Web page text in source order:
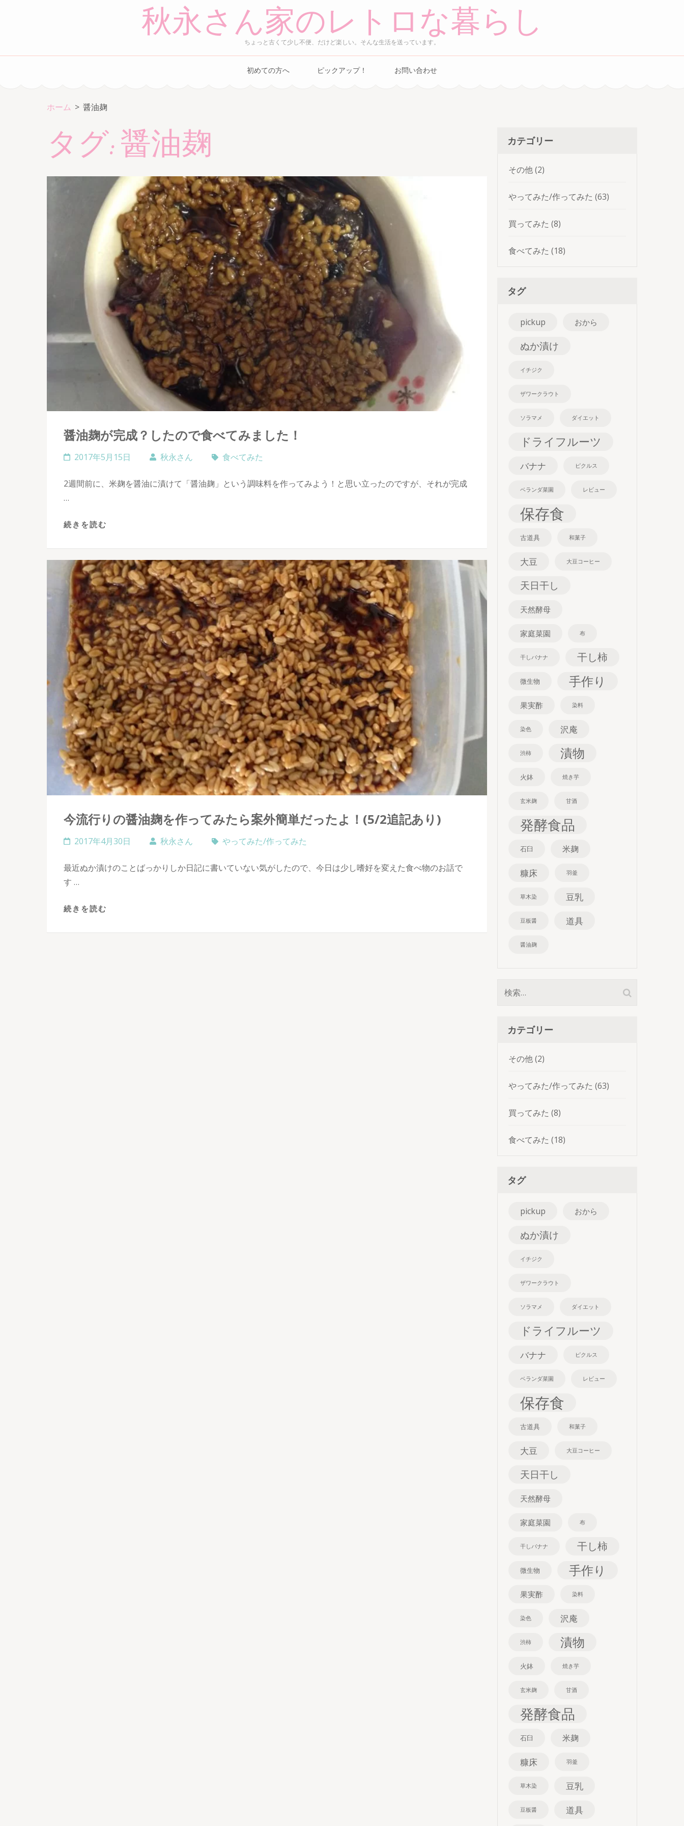
秋永さん家のレトロな暮らし
ちょっと古くて少し不便、だけど楽しい。そんな生活を送っています。
初めての方へ ピックアップ！ お問い合わせ
ホーム > 醤油麹
タグ:醤油麹
醤油麹が完成？したので食べてみました！
2017年5月15日 秋永さん 食べてみた
2週間前に、米麹を醤油に漬けて「醤油麹」という調味料を作ってみよう！と思い立ったのですが、それが完成
…
続きを読む
今流行りの醤油麹を作ってみたら案外簡単だったよ！(5/2追記あり)
2017年4月30日 秋永さん やってみた/作ってみた
最近ぬか漬けのことばっかりしか日記に書いていない気がしたので、今日は少し嗜好を変えた食べ物のお話で
す …
続きを読む
カテゴリー
その他(2)
やってみた/作ってみた (63)
買ってみた (8)
食べてみた (18)
タグ
pickup おから
ぬか漬け
イチジク
ザワークラウト
ソラマメ ダイエット
ドライフルーツ
バナナ ピクルス
ベランダ菜園 レビュー
保存食
古道具 和菓子
大豆 大豆コーヒー
天日干し
天然酵母
家庭菜園 布
干しバナナ 干し柿
微生物 手作り
果実酢 染料
染色 沢庵
渋柿 漬物
火鉢 焼き芋
玄米麹 甘酒
発酵食品
石臼 米麹
糠床 羽釜
草木染 豆乳
豆板醤 道具
醤油麹
検
カテゴリー
その他(2)
やってみた/作ってみた (63)
買ってみた (8)
食べてみた (18)
タグ
pickup おから
ぬか漬け
イチジク
ザワークラウト
ソラマメ ダイエット
ドライフルーツ
バナナ ピクルス
ベランダ菜園 レビュー
保存食
古道具 和菓子
大豆 大豆コーヒー
天日干し
天然酵母
家庭菜園 布
干しバナナ 干し柿
微生物 手作り
果実酢 染料
染色 沢庵
渋柿 漬物
火鉢 焼き芋
玄米麹 甘酒
発酵食品
石臼 米麹
糠床 羽釜
草木染 豆乳
豆板醤 道具